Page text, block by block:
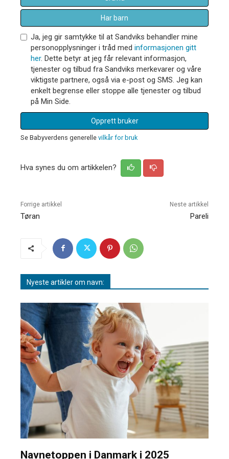
Har barn
Ja, jeg gir samtykke til at Sandviks behandler mine
personopplysninger i tråd med informasjonen gitt
her. Dette betyr at jeg får relevant informasjon,
tjenester og tilbud fra Sandviks merkevarer og våre
viktigste partnere, også via e-post og SMS. Jeg kan
enkelt begrense eller stoppe alle tjenester og tilbud
på Min Side.
Opprett bruker
Se Babyverdens generelle vilkår for bruk
Hva synes du om artikkelen?
Forrige artikkel
Tøran
Neste artikkel
Pareli
Nyeste artikler om navn:
Navnetoppen i Danmark i 2025